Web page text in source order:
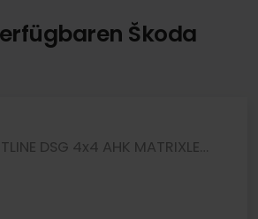
Škoda
Karoq 2.0 SPORTLINE DSG 4x4 AHK MATRIXLED LM19